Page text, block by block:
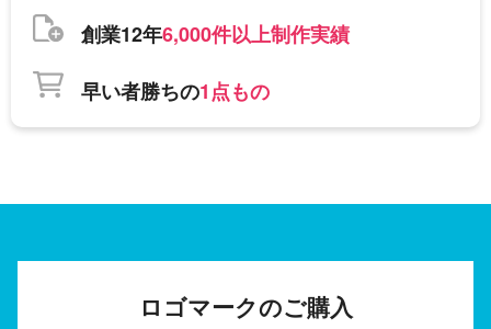
創業12年6,000件以上制作実績
早い者勝ちの1点もの
ロゴマークのご購入